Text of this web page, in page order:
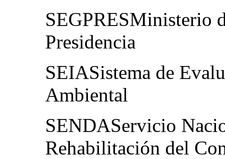
SEGPRESMinisterio
Presidencia
SEIASistema de
Ambiental
SENDAServicio
Rehabilitación del